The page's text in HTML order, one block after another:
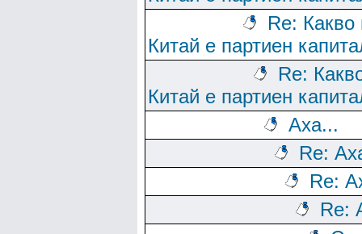
Re:
Китай е партиен
Re:
Китай е партиен
Аха...
Re:
Re:
Re: